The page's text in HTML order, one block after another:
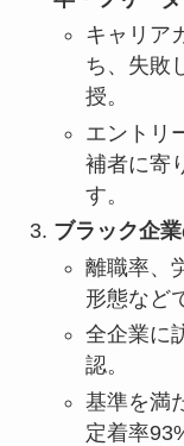
キャリア
ち、失敗
授。
エントリ
補者に寄
す。
ブラック企
離職率、
形態など
全企業に
認。
基準を満
定着率